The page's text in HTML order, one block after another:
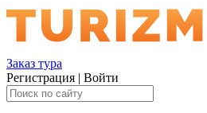
Заказ тура
Регистрация | Войти